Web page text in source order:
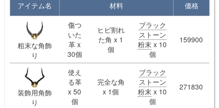
アイテム名 材料 価格
粗末な角飾
り
傷つ
いた
革 x
30個
ヒビ割れ
た角 x 1
個
ブラック
ストーン
粉末 x 10
個
159900
装飾用角飾
り
使え
る革
x 50
個
完全な角
x 1個
ブラック
ストーン
粉末 x 10
個
271830